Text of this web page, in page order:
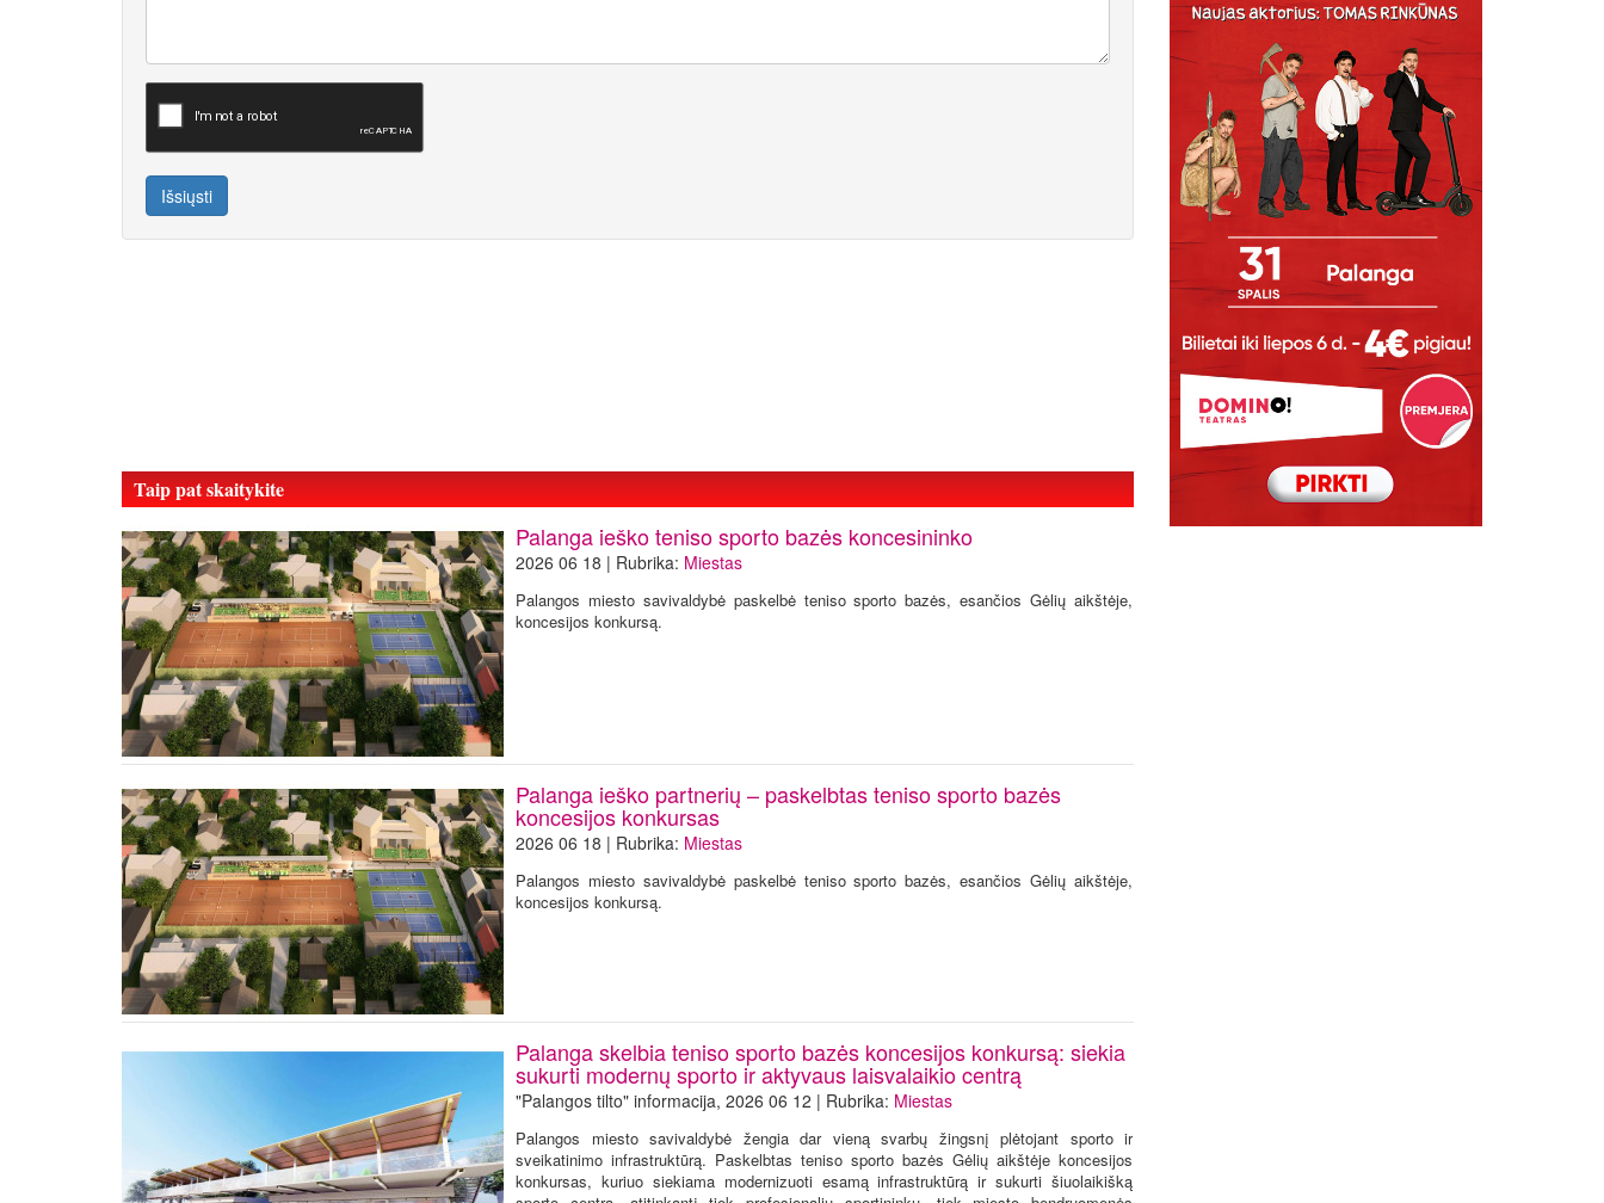
Išsiųsti
Taip pat skaitykite
Palanga ieško teniso sporto bazės koncesininko
2026 06 18 | Rubrika: Miestas
Palangos miesto savivaldybė paskelbė teniso sporto bazės, esančios Gėlių aikštėje,
koncesijos konkursą.
Palanga ieško partnerių – paskelbtas teniso sporto bazės
koncesijos konkursas
2026 06 18 | Rubrika: Miestas
Palangos miesto savivaldybė paskelbė teniso sporto bazės, esančios Gėlių aikštėje,
koncesijos konkursą.
Palanga skelbia teniso sporto bazės koncesijos konkursą: siekia
sukurti modernų sporto ir aktyvaus laisvalaikio centrą
"Palangos tilto" informacija, 2026 06 12 | Rubrika: Miestas
Palangos miesto savivaldybė žengia dar vieną svarbų žingsnį plėtojant sporto ir
sveikatinimo infrastruktūrą. Paskelbtas teniso sporto bazės Gėlių aikštėje koncesijos
konkursas, kuriuo siekiama modernizuoti esamą infrastruktūrą ir sukurti šiuolaikišką